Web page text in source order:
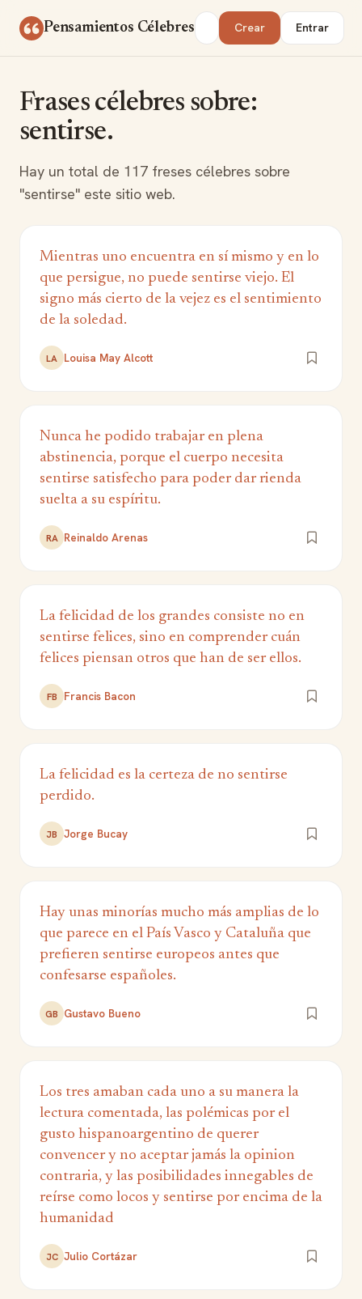
Pensamientos Célebres Buscar Crear Entrar
Frases célebres sobre:
sentirse.
Hay un total de 117 freses célebres sobre
"sentirse" este sitio web.
Mientras uno encuentra en sí mismo y en lo
que persigue, no puede sentirse viejo. El
signo más cierto de la vejez es el sentimiento
de la soledad.
LA Louisa May Alcott
Nunca he podido trabajar en plena
abstinencia, porque el cuerpo necesita
sentirse satisfecho para poder dar rienda
suelta a su espíritu.
RA Reinaldo Arenas
La felicidad de los grandes consiste no en
sentirse felices, sino en comprender cuán
felices piensan otros que han de ser ellos.
FB Francis Bacon
La felicidad es la certeza de no sentirse
perdido.
JB Jorge Bucay
Hay unas minorías mucho más amplias de lo
que parece en el País Vasco y Cataluña que
prefieren sentirse europeos antes que
confesarse españoles.
GB Gustavo Bueno
‎Los tres amaban cada uno a su manera la
lectura comentada, las polémicas por el
gusto hispanoargentino de querer
convencer y no aceptar jamás la opinion
contraria, y las posibilidades innegables de
reírse como locos y sentirse por encima de la
humanidad
JC Julio Cortázar